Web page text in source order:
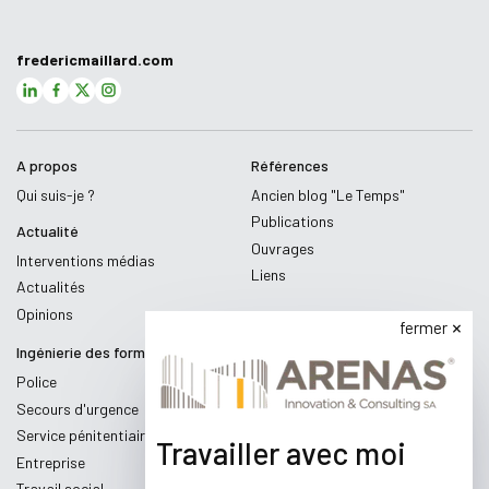
fredericmaillard.com
A propos
Qui suis-je ?
Actualité
Interventions médias
Actualités
Opinions
Références
Ancien blog "Le Temps"
Publications
Ouvrages
Liens
Ingénierie des formations
Police
Secours d'urgence
Service pénitentiaire
Entreprise
fermer
Travailler avec moi